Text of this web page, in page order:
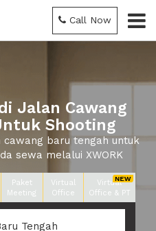
Call Now
Jalan Cawang
Shooting
cawang baru tengah untuk
sewa melalui XWORK
Paket
Meeting
Virtual
Office
Virtual
Office & PT